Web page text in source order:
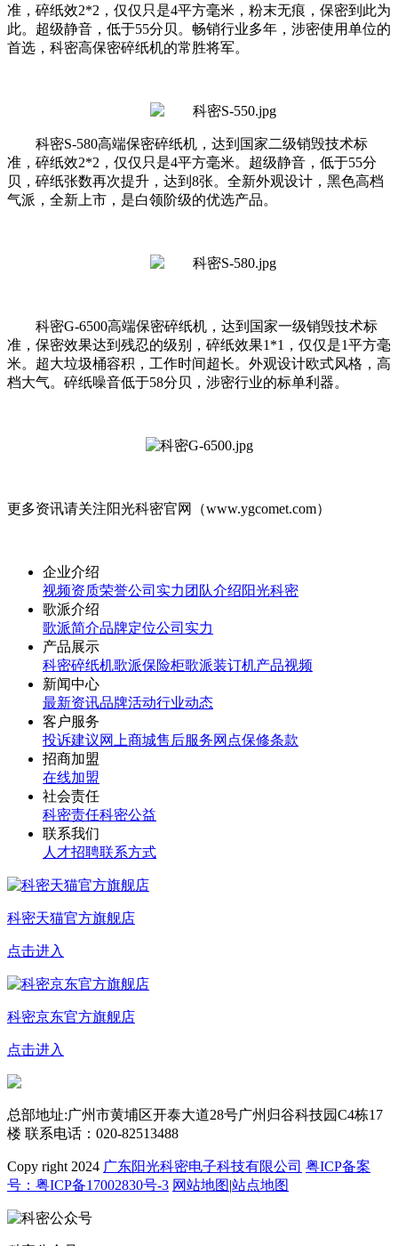
准，碎纸效2*2，仅仅只是4平方毫米，粉末无痕，保密到此为
此。超级静音，低于55分贝。畅销行业多年，涉密使用单位的
首选，科密高保密碎纸机的常胜将军。
科密S-580高端保密碎纸机，达到国家二级销毁技术标
准，碎纸效2*2，仅仅只是4平方毫米。超级静音，低于55分
贝，碎纸张数再次提升，达到8张。全新外观设计，黑色高档
气派，全新上市，是白领阶级的优选产品。
科密G-6500高端保密碎纸机，达到国家一级销毁技术标
准，保密效果达到残忍的级别，碎纸效果1*1，仅仅是1平方毫
米。超大垃圾桶容积，工作时间超长。外观设计欧式风格，高
档大气。碎纸噪音低于58分贝，涉密行业的标单利器。
更多资讯请关注阳光科密官网（www.ygcomet.com）
企业介绍
视频资质荣誉公司实力 团队介绍阳光科密
歌派介绍
歌派简介品牌定位公司实力
产品展示
科密碎纸机歌派保险柜歌派装订机产品视频
新闻中心
最新资讯品牌活动行业动态
客户服务
投诉建议网上商城售后服务网点保修条款
招商加盟
在线加盟
社会责任
科密责任科密公益
联系我们
人才招聘联系方式
科密天猫官方旗舰店
点击进入
科密京东官方旗舰店
点击进入
总部地址:广州市黄埔区开泰大道28号广州归谷科技园C4栋17
楼 联系电话：020-82513488
Copy right 2024 广东阳光科密电子科技有限公司 粤ICP备案
号：粤ICP备17002830号-3 网站地图|站点地图